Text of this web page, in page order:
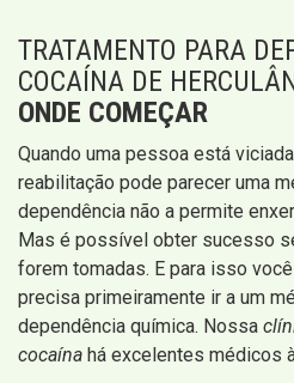
TRATAMENTO PARA
COCAÍNA DE
ONDE COMEÇAR
Quando uma pessoa está
reabilitação pode parecer uma
dependência não a permite
Mas é possível obter sucesso
forem tomadas. E para isso
precisa primeiramente ir a um
dependência química. Nossa
cocaína há excelentes médicos